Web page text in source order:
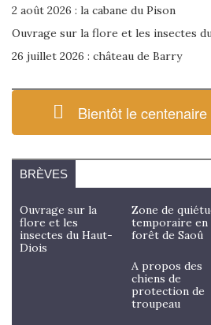
2 août 2026 : la cabane du Pison
Ouvrage sur la flore et les insectes
26 juillet 2026 : château de Barry
Bientôt le centenaire
BRÈVES
Ouvrage sur la
flore et les
insectes du Haut-
Diois
Zone de
temporaire en
forêt de Saoû
A propos des
chiens de
protection de
troupeau